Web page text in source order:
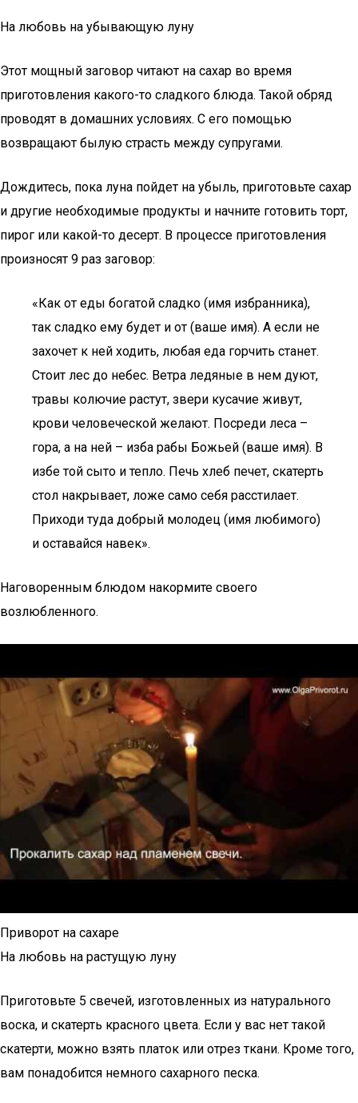
На любовь на убывающую луну
Этот мощный заговор читают на сахар во время
приготовления какого-то сладкого блюда. Такой обряд
проводят в домашних условиях. С его помощью
возвращают былую страсть между супругами.
Дождитесь, пока луна пойдет на убыль, приготовьте сахар
и другие необходимые продукты и начните готовить торт,
пирог или какой-то десерт. В процессе приготовления
произносят 9 раз заговор:
«Как от еды богатой сладко (имя избранника),
так сладко ему будет и от (ваше имя). А если не
захочет к ней ходить, любая еда горчить станет.
Стоит лес до небес. Ветра ледяные в нем дуют,
травы колючие растут, звери кусачие живут,
крови человеческой желают. Посреди леса –
гора, а на ней – изба рабы Божьей (ваше имя). В
избе той сыто и тепло. Печь хлеб печет, скатерть
стол накрывает, ложе само себя расстилает.
Приходи туда добрый молодец (имя любимого)
и оставайся навек».
Наговоренным блюдом накормите своего
возлюбленного.
Приворот на сахаре
На любовь на растущую луну
Приготовьте 5 свечей, изготовленных из натурального
воска, и скатерть красного цвета. Если у вас нет такой
скатерти, можно взять платок или отрез ткани. Кроме того,
вам понадобится немного сахарного песка.